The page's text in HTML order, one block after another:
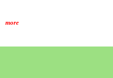
more